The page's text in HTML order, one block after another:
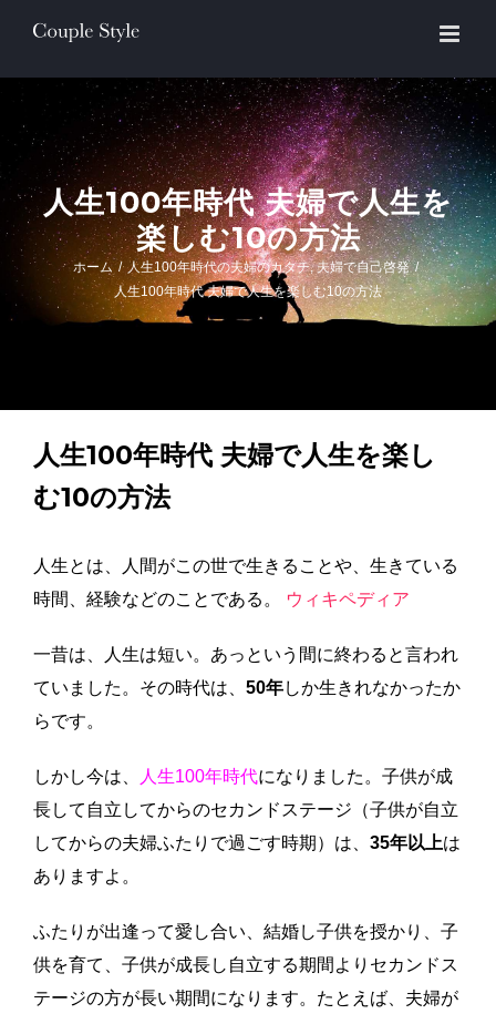
content
人生100年時代 夫婦で人生を
楽しむ10の方法
ホーム / 人生100年時代の夫婦のカタチ,夫婦で自己啓発 /
人生100年時代 夫婦で人生を楽しむ10の方法
人生100年時代 夫婦で人生を楽し
む10の方法
人生とは、人間がこの世で生きることや、生きている
時間、経験などのことである。
ウィキペディア
一昔は、人生は短い。あっという間に終わると言われ
ていました。その時代は、 50年しか生きれなかったか
らです。
しかし今は、 人生100年時代になりました。子供が成
長して自立してからのセカンドステージ（子供が自立
してからの夫婦ふたりで過ごす時期）は、 35年以上は
ありますよ。
ふたりが出逢って愛し合い、結婚し子供を授かり、子
供を育て、子供が成長し自立する期間よりセカンドス
テージの方が長い期間になります。たとえば、夫婦が